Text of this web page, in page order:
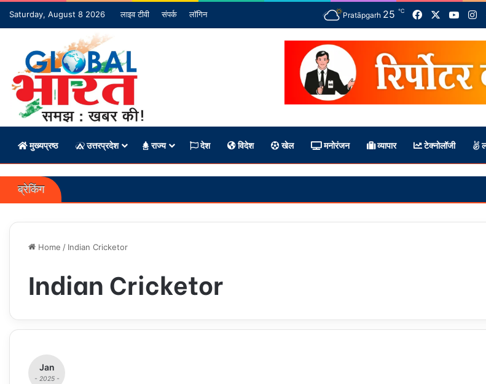
Saturday, August 8 2026 लाइव टीवी संपर्क लॉगिन Pratāpgarh 25 ℃ Facebook
मुख्यप्रष्ठ उत्तरप्रदेश राज्य देश विदेश खेल मनोरंजन व्यापार टेक्नोलॉजी
ब्रेकिंग
Home / Indian Cricketor
Indian Cricketor
Jan
- 2025 -